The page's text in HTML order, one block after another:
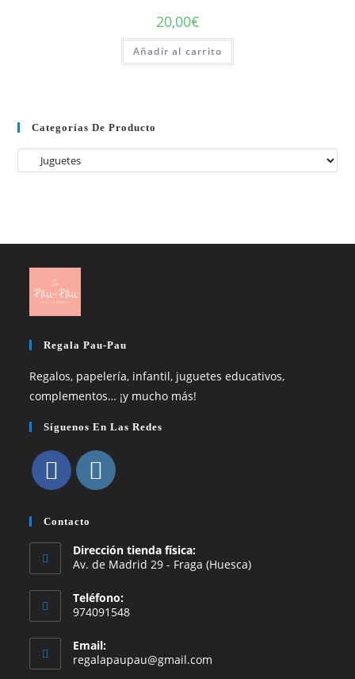
20,00€
Añadir al carrito
Categorías De Producto
Regala Pau-Pau
Regalos, papelería, infantil, juguetes educativos,
complementos… ¡y mucho más!
Síguenos En Las Redes
abre
en
una
nueva
pestaña
abre
una
pestaña
Contacto
Dirección tienda física:
Av. de Madrid 29 - Fraga (Huesca)
Teléfono:
974091548
Email:
regalapaupau@gmail.com